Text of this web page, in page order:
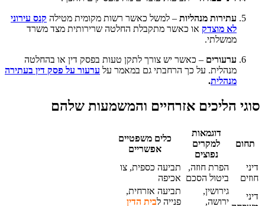
עתירות מנהליות – למשל כאשר רשות מקומית מטילה קנס עירוני
לא מוצדק או כאשר מתקבלת החלטה שרירותית מצד משרד
ממשלתי.
ערעורים – כאשר יש צורך לתקן טעות בפסק דין או בהחלטה
מנהלית. על כך הרחבתי גם במאמר על ערעור על פסק דין בעתירה
מנהלית.
סוגי הליכים אזרחיים והמשמעות שלהם
תחום
דוגמאות
למקרים
נפוצים
כלים משפטיים
אפשריים
דיני
חוזים
הפרת חוזה,
ביטול הסכם
תביעה כספית, צו
אכיפה
דיני
גירושין,
ירושה,
תביעה אזרחית,
פנייה לבית הדין